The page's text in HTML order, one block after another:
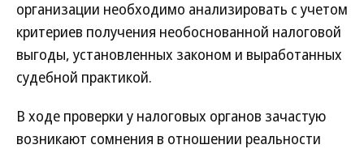
организации необходимо анализировать с учетом
критериев получения необоснованной налоговой
выгоды, установленных законом и выработанных
судебной практикой.
В ходе проверки у налоговых органов зачастую
возникают сомнения в отношении реальности